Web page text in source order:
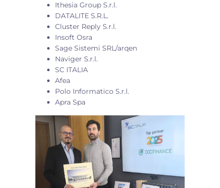
Ithesia Group S.r.l.
DATALITE S.R.L.
Cluster Reply S.r.l.
Insoft Osra
Sage Sistemi SRL/arqen
Naviger S.r.l.
SC ITALIA
Afea
Polo Informatico S.r.l.
Apra Spa